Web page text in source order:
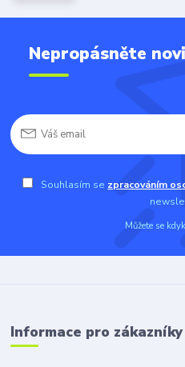
Nepropásněte
Souhlasím se zpracováním
Můžete se
Informace pro zákazníky